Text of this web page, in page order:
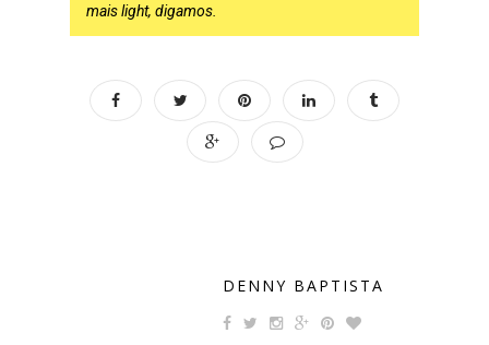
maislight, digamos.
DENNY BAPTISTA